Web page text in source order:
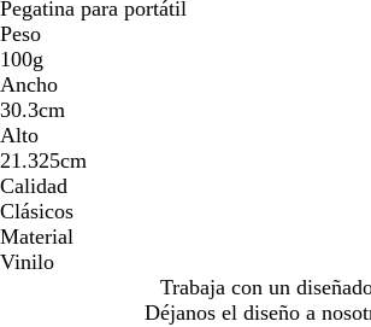
Pegatina para portátil
Peso
100g
Ancho
30.3cm
Alto
21.325cm
Calidad
Clásicos
Material
Vinilo
Trabaja con un
Déjanos el diseño a